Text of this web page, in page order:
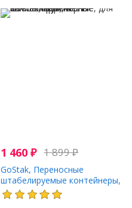
1 460₽ 1 899₽
GoStak, Переносные
штабелируемые контейнеры,
черные, для начинающих, 4
шт.